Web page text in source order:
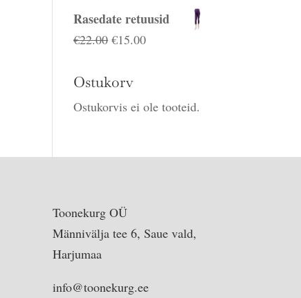
Rasedate retuusid
€22.00 Algne
oli:
€22.00.
€15.00Praegune
€15.00.
Ostukorv
Ostukorvis ei ole tooteid.
Toonekurg OÜ
Männivälja tee 6, Saue vald,
Harjumaa
info@toonekurg.ee